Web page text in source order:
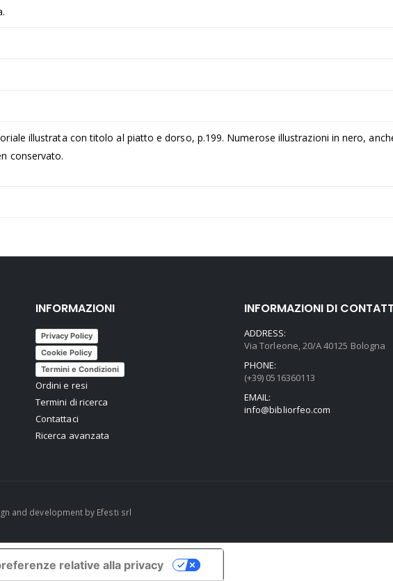
illustrata con titolo al piatto e dorso, p.199. Numerose illustrazioni in nero,
conservato.
INFORMAZIONI
Privacy Policy
Cookie Policy
Termini e Condizioni
Ordini e resi
Termini di ricerca
Contattaci
Ricerca avanzata
INFORMAZIONI DI
ADDRESS:
Via Torleone, 20/A 40125 Bologna
PHONE:
(+39) 0516360113
EMAIL:
info@bibliorfeo.com
and development by Efesti srl
relative alla privacy